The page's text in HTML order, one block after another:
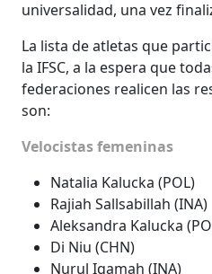
universalidad, una vez
La lista de atletas que
la IFSC, a la espera que
federaciones realicen las
son:
Velocistas femeninas
Natalia Kalucka (POL)
Rajiah Sallsabillah (INA)
Aleksandra Kalucka
Di Niu (CHN)
Nurul Iqamah (INA)